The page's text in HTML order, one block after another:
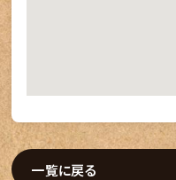
一覧に戻る